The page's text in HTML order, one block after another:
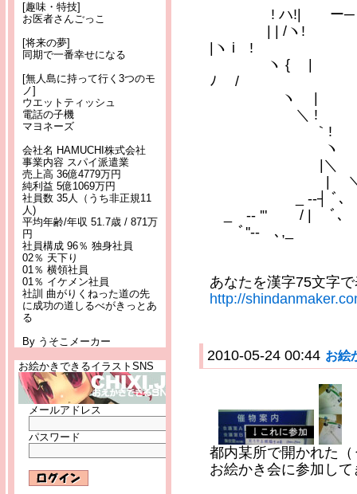
[趣味・特技]
お医者さんごっこ
[将来の夢]
同期で一番幸せになる
[無人島に持って行く3つのモ
ノ]
ウエットティッシュ
電話の子機
マヨネーズ
会社名 HAMUCHI株式会社
事業内容 スパイ派遣業
売上高 36億4779万円
純利益 5億1069万円
社員数 35人（うち非正規11
人)
平均年齢/年収 51.7歳 / 871万
円
社員構成 96％ 独身社員
02％ 天下り
01％ 横領社員
01％ イケメン社員
社訓 曲がりくねった道の先
に成功の道しるべがきっとあ
る
By うそこメーカー
お絵かきできるイラストSNS
メールアドレス
パスワード
! ハ!| ー
| |
|ヽ i !
ヽ
ﾉ /
ヽ |
＼ !
ヽ ﾞ
|＼ ー
|
_ -‐┤ ﾞ､
_ -‐ '" / |
ﾞ''‐- ､,_
あなたを漢字75文字
http://
2010-05-24 00:44 お絵
都内某所で開かれた
お絵かき会に参加し